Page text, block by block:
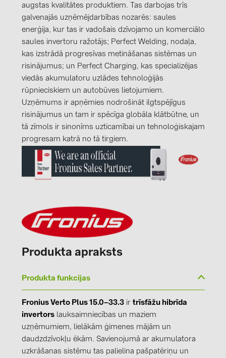
augstas kvalitātes produktiem. Tas darbojas trīs
galvenajās uzņēmējdarbības nozarēs: saules
enerģija, kur tas ir vadošais dzīvojamo un komerciālo
saules invertoru ražotājs; Perfect Welding, nodaļa,
kas izstrādā progresīvas metināšanas sistēmas un
risinājumus; un Perfect Charging, kas specializējas
viedās akumulatoru uzlādes tehnoloģijās
rūpnieciskiem un autobūves lietojumiem.
Uzņēmums ir apņēmies nodrošināt ilgtspējīgus
risinājumus un tam ir spēcīga globāla klātbūtne, un
tā zīmols ir sinonīms uzticamībai un tehnoloģiskajam
progresam katrā no tā tirgiem.
Produkta apraksts
Produkta funkcijas
Fronius Verto Plus 15.0–33.3ir trīsfāžu hibrīda
invertorslauksaimniecības un maziem
uzņēmumiem, lielākām ģimenes mājām un
daudzdzīvokļu ēkām. Savienojumā ar akumulatora
uzkrāšanas sistēmu tas palielina pašpatēriņu un